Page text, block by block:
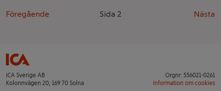
Föregående Sida 2 Nästa
ICA Sverige AB
Kolonnvägen 20, 169 70 Solna
Orgnr: 556021-0261
Information om cookies